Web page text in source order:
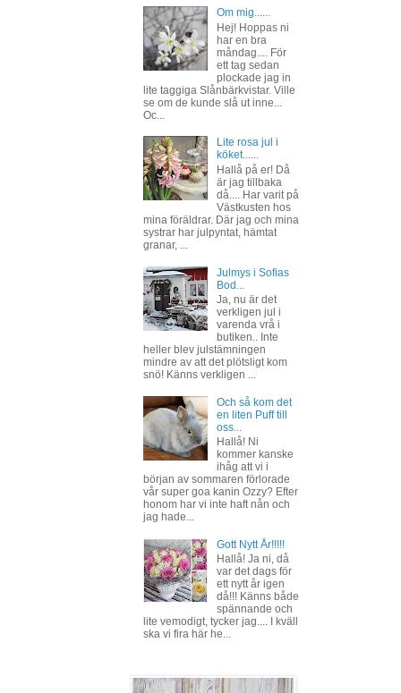
Om mig......
Hej! Hoppas ni
har en bra
måndag.... För
ett tag sedan
plockade jag in
lite taggiga Slånbärkvistar. Ville
se om de kunde slå ut inne...
Oc...
Lite rosa jul i
köket......
Hallå på er! Då
är jag tillbaka
då.... Har varit på
Västkusten hos
mina föräldrar. Där jag och mina
systrar har julpyntat, hämtat
granar, ...
Julmys i Sofias
Bod...
Ja, nu är det
verkligen jul i
varenda vrå i
butiken.. Inte
heller blev julstämningen
mindre av att det plötsligt kom
snö! Känns verkligen ...
Och så kom det
en liten Puff till
oss...
Hallå! Ni
kommer kanske
ihåg att vi i
början av sommaren förlorade
vår super goa kanin Ozzy? Efter
honom har vi inte haft nån och
jag hade...
Gott Nytt År!!!!!
Hallå! Ja ni, då
var det dags för
ett nytt år igen
då!!! Känns både
spännande och
lite vemodigt, tycker jag.... I kväll
ska vi fira här he...